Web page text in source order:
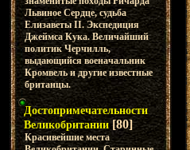
Львиное Сердце, судьба
Елизаветы II. Экспедиция
Джеймса Кука. Величайший
политик Черчилль,
выдающийся военачальник
Кромвель и другие известные
британцы.
Достопримечательности
Великобритании [80]
Красивейшие места